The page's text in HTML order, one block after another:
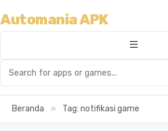
Automania APK
Beranda » Tag: notifikasi game